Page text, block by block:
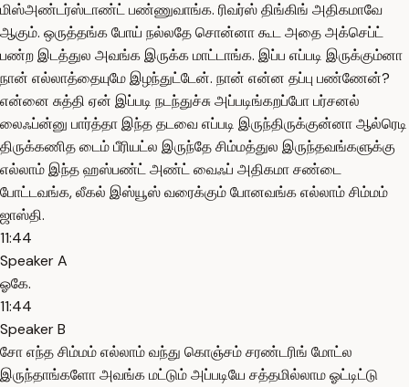
மிஸ்அண்டர்ஸ்டாண்ட் பண்ணுவாங்க. ரிவர்ஸ் திங்கிங் அதிகமாவே
ஆகும். ஒருத்தங்க போய் நல்லதே சொன்னா கூட அதை அக்செப்ட்
பண்ற இடத்துல அவங்க இருக்க மாட்டாங்க. இப்ப எப்படி இருக்கும்னா
நான் எல்லாத்தையுமே இழந்துட்டேன். நான் என்ன தப்பு பண்ணேன்?
என்னை சுத்தி ஏன் இப்படி நடந்துச்சு அப்படிங்கறப்போ பர்சனல்
லைஃப்ன்னு பார்த்தா இந்த தடவை எப்படி இருந்திருக்குன்னா ஆல்ரெடி
திருக்கணித டைம் பீரியட்ல இருந்தே சிம்மத்துல இருந்தவங்களுக்கு
எல்லாம் இந்த ஹஸ்பண்ட் அண்ட் வைஃப் அதிகமா சண்டை
போட்டவங்க, லீகல் இஸ்யூஸ் வரைக்கும் போனவங்க எல்லாம் சிம்மம்
ஜாஸ்தி.
11:44
Speaker A
ஓகே.
11:44
Speaker B
சோ எந்த சிம்மம் எல்லாம் வந்து கொஞ்சம் சரண்டரிங் மோட்ல
இருந்தாங்களோ அவங்க மட்டும் அப்படியே சத்தமில்லாம ஓட்டிட்டு